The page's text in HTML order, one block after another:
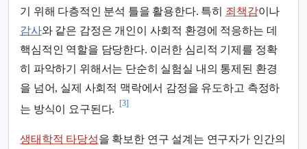
기 위해 다층적인 분석 틀을 활용한다. 특히 죄책감이나
감사와 같은 감정은 개인이 사회적 환경에 적응하는 데
핵심적인 역할을 담당한다. 이러한 심리적 기제를 정확
히 파악하기 위해서는 단순히 실험실 내의 통제된 환경
을 넘어, 실제 사회적 맥락에서 감정을 유도하고 측정하
는 방식이 요구된다.
[3]
생태학적 타당성을 확보한 연구 설계는 연구자가 인간의